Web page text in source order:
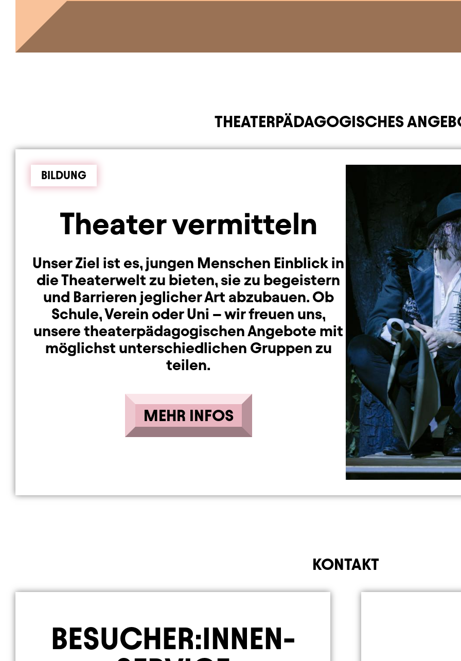
THEATERPÄDAGOGISCHES
Theater vermitteln
BILDUNG
Unser Ziel ist es, jungen Menschen Einblick in
die Theaterwelt zu bieten, sie zu begeistern
und Barrieren jeglicher Art abzubauen. Ob
Schule, Verein oder Uni – wir freuen uns,
unsere theaterpädagogischen Angebote mit
möglichst unterschiedlichen Gruppen zu
teilen.
MEHR INFOS
KONTAKT
BESUCHER:INNEN-